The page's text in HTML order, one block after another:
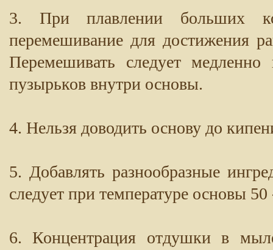
3. При плавлении больших
перемешивание для достижения
Перемешивать следует
пузырьков внутри основы.
4. Нельзя доводить основу до
5. Добавлять разнообразные
следует при температуре основы
6. Концентрация отдушки в